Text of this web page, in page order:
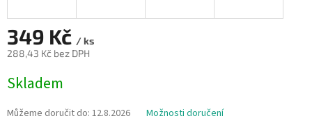
349 Kč / ks
288,43 Kč bez DPH
cena:
Skladem
Můžeme doručit do: 12.8.2026 Možnosti doručení